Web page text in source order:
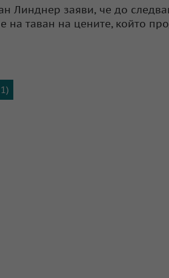
Линднер заяви, че до
на таван на цените, който